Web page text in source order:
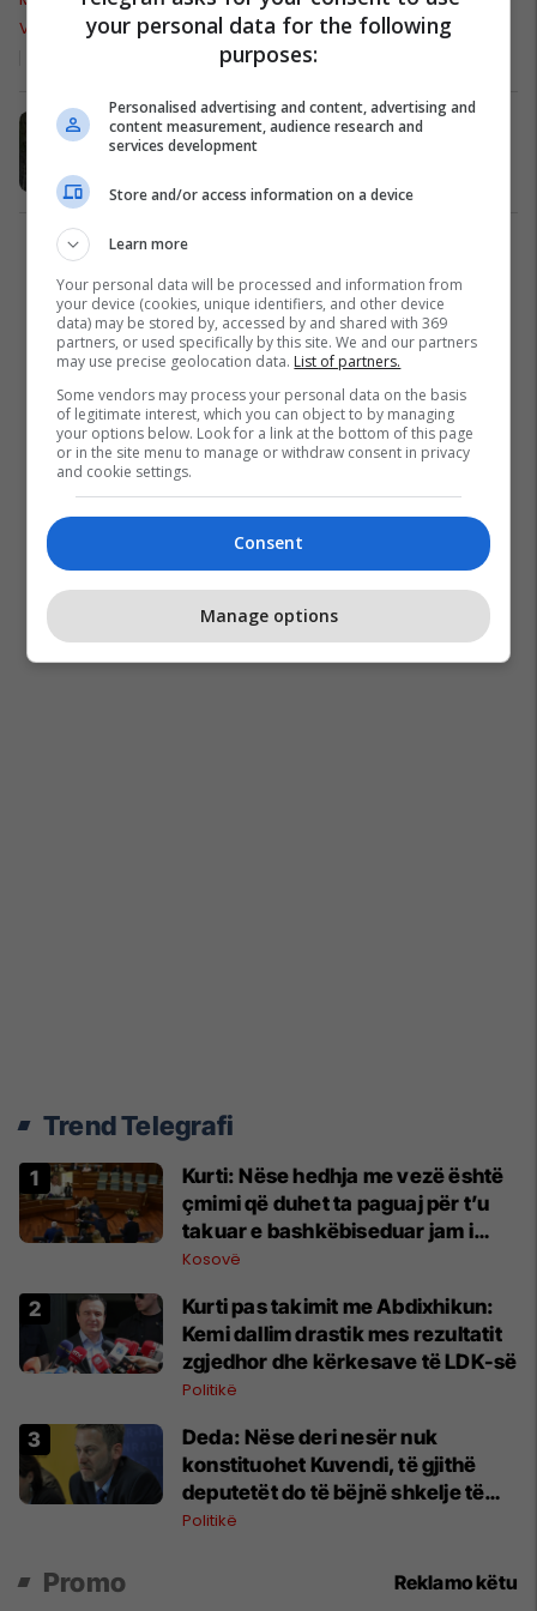
Veriut
Humb jetën një çiklist 55-vjeçar në
autostradën Tetovë - Shkup
Trend Telegrafi
Kurti: Nëse hedhja me vezë është
çmimi që duhet ta paguaj për t’u
takuar e bashkëbiseduar jam i
lumtur ta bëj këtë
Kosovë
Kurti pas takimit me Abdixhikun:
Kemi dallim drastik mes rezultatit
zgjedhor dhe kërkesave të LDK-së
Politikë
Deda: Nëse deri nesër nuk
konstituohet Kuvendi, të gjithë
deputetët do të bëjnë shkelje të
rëndë kushtetuese
Politikë
Promo Reklamo këtu
your personal data for the following
purposes:
Personalised advertising and content, advertising and
content measurement, audience research and
services development
Store and/or access information on a device
Learn more
Your personal data will be processed and information from
your device (cookies, unique identifiers, and other device
data) may be stored by, accessed by and shared with 369
partners, or used specifically by this site. We and our partners
may use precise geolocation data. List of partners.
Some vendors may process your personal data on the basis
of legitimate interest, which you can object to by managing
your options below. Look for a link at the bottom of this page
or in the site menu to manage or withdraw consent in privacy
and cookie settings.
Consent
Manage options